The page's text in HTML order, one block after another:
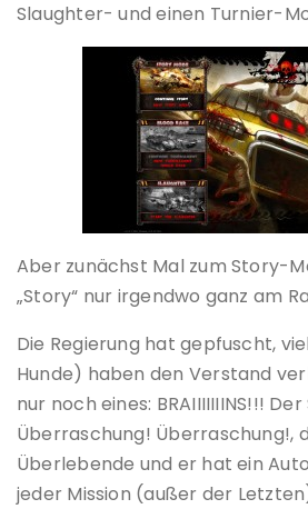
Slaughter- und einen Turnier-
Aber zunächst Mal zum Story-
„Story“ nur irgendwo ganz am
Die Regierung hat gepfuscht,
Hunde) haben den Verstand
nur noch eines: BRAIIIIIIINS!!!
Überraschung! Überraschung!,
Überlebende und er hat ein
jeder Mission (außer der